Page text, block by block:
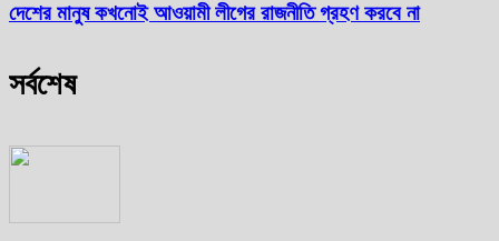
দেশের মানুষ কখনোই আওয়ামী লীগের রাজনীতি গ্রহণ করবে না
সর্বশেষ